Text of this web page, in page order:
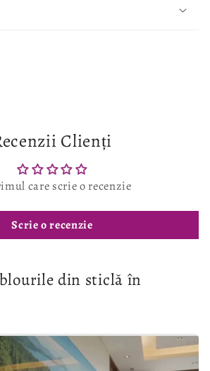
Clienți
care scrie o recenzie
Scrie o recenzie
din sticlă în